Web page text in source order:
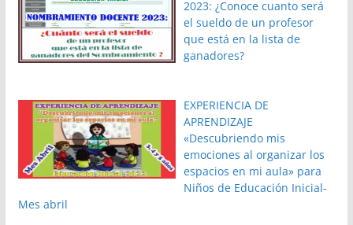
2023: ¿Conoce cuanto será
el sueldo de un profesor
que está en la lista de
ganadores?
EXPERIENCIA DE
APRENDIZAJE
«Descubriendo mis
emociones al organizar los
espacios en mi aula» para
Niños de Educación Inicial-
Mes abril